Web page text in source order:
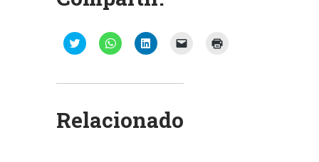
Haz
clic
Twitter
en
una
Haz
clic
WhatsApp
en
una
Haz
clic
LinkedIn
en
una
Relacionado